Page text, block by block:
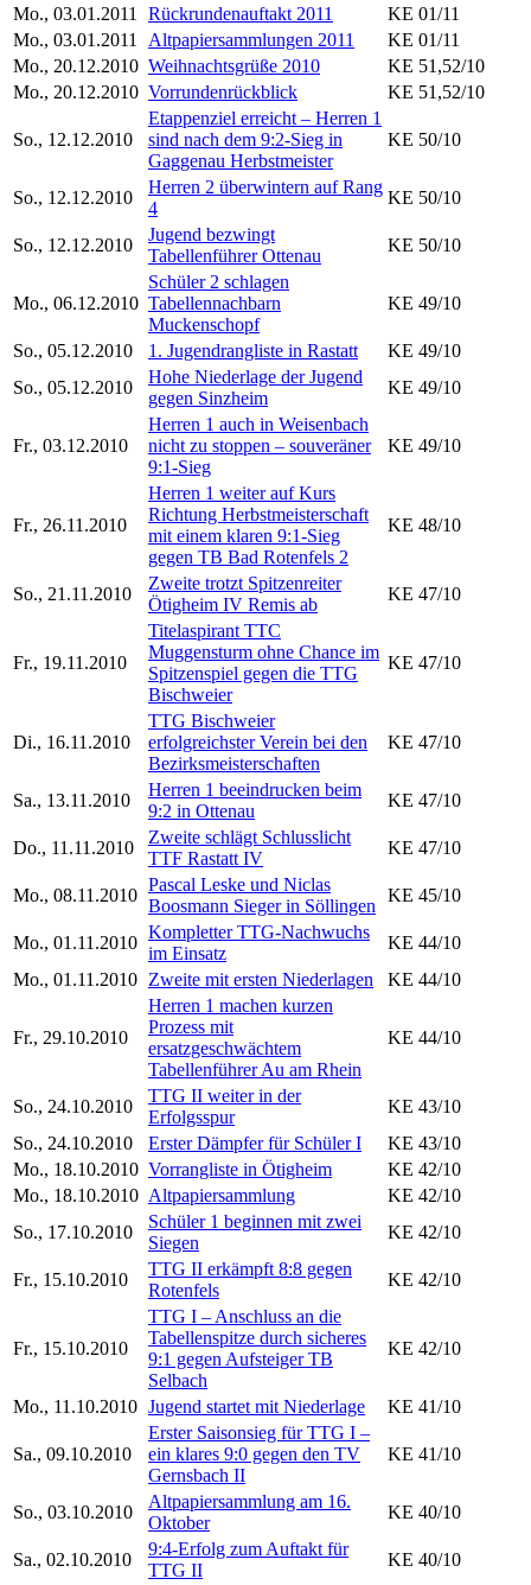
Mo., 03.01.2011 Rückrundenauftakt 2011
KE 01/11
Mo., 03.01.2011
Altpapiersammlungen 2011
KE 01/11
Mo., 20.12.2010 Weihnachtsgrüße 2010
KE 51,52/10
Mo., 20.12.2010 Vorrundenrückblick KE 51,52/10
So., 12.12.2010
Etappenziel erreicht – Herren 1
sind nach dem 9:2-Sieg in
Gaggenau Herbstmeister
KE 50/10
So., 12.12.2010
Herren 2 überwintern auf Rang
4
KE 50/10
So., 12.12.2010
Jugend bezwingt
Tabellenführer Ottenau
KE 50/10
Mo., 06.12.2010
Schüler 2 schlagen
Tabellennachbarn
Muckenschopf
KE 49/10
So., 05.12.2010 1. Jugendrangliste in Rastatt
KE 49/10
So., 05.12.2010
Hohe Niederlage der Jugend
gegen Sinzheim
KE 49/10
Fr., 03.12.2010
Herren 1 auch in Weisenbach
nicht zu stoppen – souveräner
9:1-Sieg
KE 49/10
Fr., 26.11.2010
Herren 1 weiter auf Kurs
Richtung Herbstmeisterschaft
mit einem klaren 9:1-Sieg
gegen TB Bad Rotenfels 2
KE 48/10
So., 21.11.2010
Zweite trotzt Spitzenreiter
Ötigheim IV Remis ab
KE 47/10
Fr., 19.11.2010
Titelaspirant TTC
Muggensturm ohne Chance im
Spitzenspiel gegen die TTG
Bischweier
KE 47/10
Di., 16.11.2010
TTG Bischweier
erfolgreichster Verein bei den
Bezirksmeisterschaften
KE 47/10
Sa., 13.11.2010
Herren 1 beeindrucken beim
9:2 in Ottenau
KE 47/10
Do., 11.11.2010
Zweite schlägt Schlusslicht
TTF Rastatt IV
KE 47/10
Mo., 08.11.2010
Pascal Leske und Niclas
Boosmann Sieger in Söllingen
KE 45/10
Mo., 01.11.2010
Kompletter TTG-Nachwuchs
im Einsatz
KE 44/10
Mo., 01.11.2010 Zweite mit ersten Niederlagen KE 44/10
Fr., 29.10.2010
Herren 1 machen kurzen
Prozess mit
ersatzgeschwächtem
Tabellenführer Au am Rhein
KE 44/10
So., 24.10.2010
TTG II weiter in der
Erfolgsspur
KE 43/10
So., 24.10.2010
Erster Dämpfer für Schüler I
KE 43/10
Mo., 18.10.2010 Vorrangliste in Ötigheim
KE 42/10
Mo., 18.10.2010 Altpapiersammlung
KE 42/10
So., 17.10.2010
Schüler 1 beginnen mit zwei
Siegen
KE 42/10
Fr., 15.10.2010
TTG II erkämpft 8:8 gegen
Rotenfels
KE 42/10
Fr., 15.10.2010
TTG I – Anschluss an die
Tabellenspitze durch sicheres
9:1 gegen Aufsteiger TB
Selbach
KE 42/10
Mo., 11.10.2010 Jugend startet mit Niederlage KE 41/10
Sa., 09.10.2010
Erster Saisonsieg für TTG I –
ein klares 9:0 gegen den TV
Gernsbach II
KE 41/10
So., 03.10.2010
Altpapiersammlung am 16.
Oktober
KE 40/10
Sa., 02.10.2010
9:4-Erfolg zum Auftakt für
TTG II
KE 40/10